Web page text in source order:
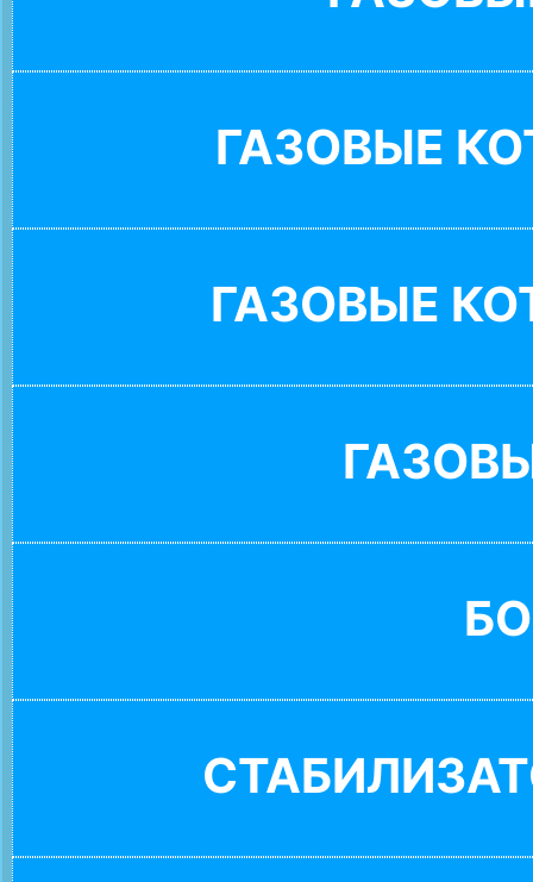
ГАЗОВЫЕ
ГАЗОВЫЕ